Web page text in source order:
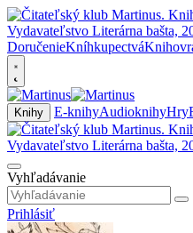
DoručenieKníhkupectvá
Knihy E-knihyAudioknihyHry
Vyhľadávanie
Prihlásiť